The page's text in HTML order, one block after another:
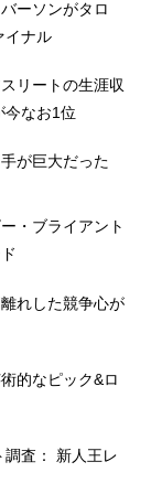
ーソンがタロ
イナル
リートの生涯収
今なお1位
が巨大だった
・ブライアント
れした競争心が
的なピック&ロ
調査： 新人王レ